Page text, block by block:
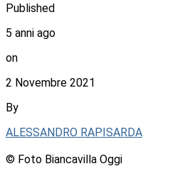
Published
5 anni ago
on
2 Novembre 2021
By
ALESSANDRO RAPISARDA
© Foto Biancavilla Oggi